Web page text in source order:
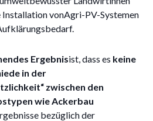
Installation vonAgri-PV-Systemen
Ergebnisist, dass es keine
in der
zwischen den
wie Ackerbau
bezüglich der